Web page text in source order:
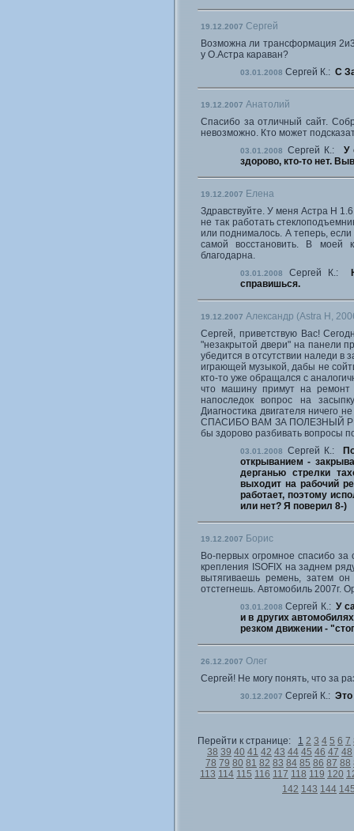
19.12.2007 Сергей
Возможна ли трансформация
у О.Астра караван?
03.01.2008 Сергей К.: С
19.12.2007 Анатолий
Спасибо за отличный сайт.
невозможно. Кто может
03.01.2008 Сергей К.: У
здорово, кто-то нет.
19.12.2007 Елена
Здравствуйте. У меня Астра Н
не так работать
или поднималось. А теперь,
самой восстановить. В моей
благодарна.
03.01.2008 Сергей К.:
справишься.
19.12.2007 Александр (Astra H,
Сергей, приветствую Вас!
"незакрытой двери" на панели
убедится в отсутствии наледи в
играющей музыкой, дабы не
кто-то уже обращался с
что машину примут на
напоследок вопрос на
Диагностика двигателя ничего
СПАСИБО ВАМ ЗА ПОЛЕЗНЫЙ
бы здорово разбивать вопросы
03.01.2008 Сергей К.:
открыванием -
дерганью стрелки
выходит на рабочий
работает, поэтому
или нет? Я поверил 8-)
19.12.2007 Борис
Во-первых огромное спасибо за
крепления ISOFIX на заднем
вытягиваешь ремень, затем он
отстегнешь. Автомобиль 2007г.
03.01.2008 Сергей К.:У
и в других
резком движении -
26.12.2007 Олег
Сергей! Не могу понять, что за
30.12.2007 Сергей К.:
Перейти к странице: 1 2 3 4 5 6 7
38 39 40 41 42 43 44 45 46 47 48
78 79 80 81 82 83 84 85 86 87 88
113 114 115 116 117 118 119 120
142 143 144